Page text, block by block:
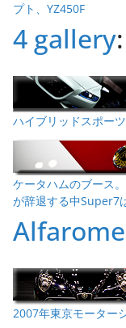
プト、YZ450F
4 gallery:
ハイブリッドスポー
ケータハムのブース
が辞退する中Super7
2007年東京モーター